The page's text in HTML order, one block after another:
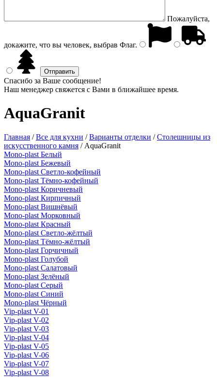
Пожалуйста,
докажите, что вы человек, выбрав Флаг.
Спасибо за Ваше сообщение!
Наш менеджер свяжется с Вами в ближайшее время.
AquaGranit
Главная /Все для кухни /Варианты отделки /Столешницы из
искусственного камня / AquaGranit
Mono-plast Белый
Mono-plast Бежевый
Mono-plast Светло-кофейный
Mono-plast Тёмно-кофейный
Mono-plast Коричневый
Mono-plast Кирпичный
Mono-plast Вишнёвый
Mono-plast Морковный
Mono-plast Красный
Mono-plast Светло-жёлтый
Mono-plast Тёмно-жёлтый
Mono-plast Горчичный
Mono-plast Голубой
Mono-plast Салатовый
Mono-plast Зелёный
Mono-plast Серый
Mono-plast Синий
Mono-plast Чёрный
Vip-plast V-01
Vip-plast V-02
Vip-plast V-03
Vip-plast V-04
Vip-plast V-05
Vip-plast V-06
Vip-plast V-07
Vip-plast V-08